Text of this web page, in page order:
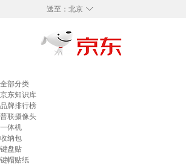
◇
送至： 北京
全部分类
京东知识库
品牌排行榜
普联摄像头
一体机
收纳包
键盘贴
键帽贴纸